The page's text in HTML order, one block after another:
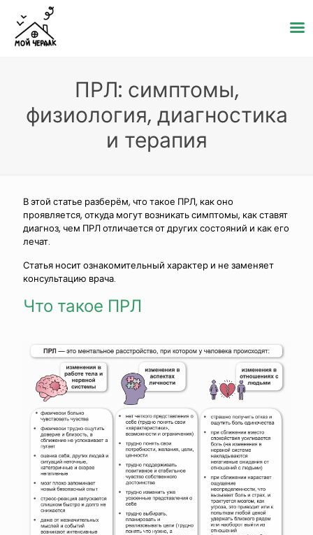
ПРЛ: симптомы,
физиология, диагностика
и терапия
В этой статье разберём, что такое ПРЛ, как оно
проявляется, откуда могут возникать симптомы, как ставят
диагноз, чем ПРЛ отличается от других состояний и как его
лечат.
Статья носит ознакомительный характер и не заменяет
консультацию врача.
Что такое ПРЛ